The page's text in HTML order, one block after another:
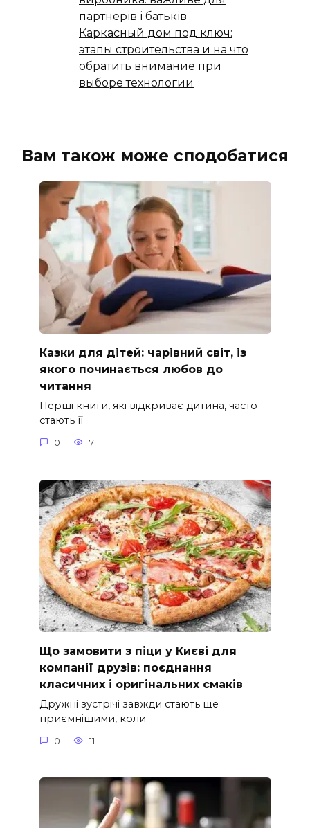
партнерів і батьків
Каркасный дом под ключ:
этапы строительства и на что
обратить внимание при
выборе технологии
Вам також може сподобатися
Казки для дітей: чарівний світ, із
якого починається любов до
читання
Перші книги, які відкриває дитина, часто
стають її
0 7
Що замовити з піци у Києві для
компанії друзів: поєднання
класичних і оригінальних смаків
Дружні зустрічі завжди стають ще
приємнішими, коли
0 11